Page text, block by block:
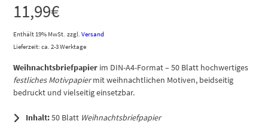
11,99€
Enthält 19% MwSt. zzgl.Versand
Lieferzeit: ca. 2-3 Werktage
Weihnachtsbriefpapier im DIN-A4-Format – 50 Blatt hochwertiges
festliches Motivpapiermit weihnachtlichen Motiven, beidseitig
bedruckt und vielseitig einsetzbar.
Inhalt:50 Blatt Weihnachtsbriefpapier